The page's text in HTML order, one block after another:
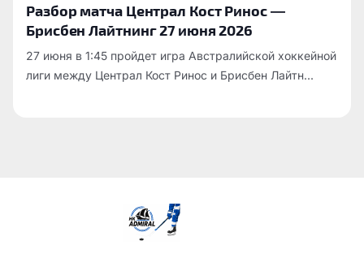
Разбор матча Централ Кост Ринос —
Брисбен Лайтнинг 27 июня 2026
27 июня в 1:45 пройдет игра Австралийской хоккейной
лиги между Централ Кост Ринос и Брисбен Лайтн...